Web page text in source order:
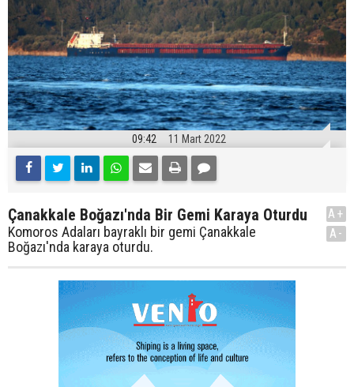
09:42 11 Mart 2022
Çanakkale Boğazı'nda Bir Gemi Karaya Oturdu
Komoros Adaları bayraklı bir gemi Çanakkale
Boğazı'nda karaya oturdu.
A+
A-